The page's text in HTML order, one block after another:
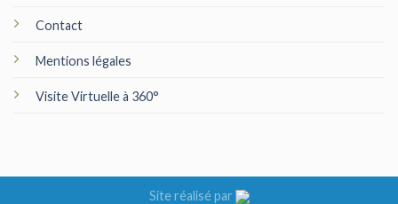
Contact
Mentions légales
Visite Virtuelle à 360°
Site réalisé par